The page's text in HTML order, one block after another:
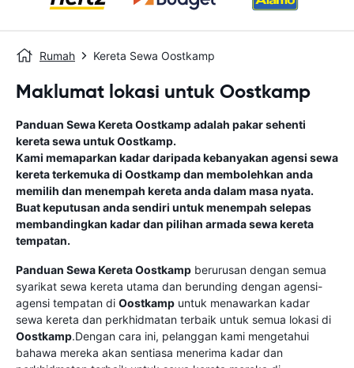
Rumah Kereta Sewa Oostkamp
Maklumat lokasi untuk Oostkamp
Panduan Sewa KeretaOostkampadalah pakar sehenti
kereta sewa untukOostkamp.
Kami memaparkan kadar daripada kebanyakan agensi sewa
kereta terkemuka di Oostkampdan membolehkan anda
memilih dan menempah kereta anda dalam masa nyata.
Buat keputusan anda sendiri untuk menempah selepas
membandingkan kadar dan pilihan armada sewa kereta
tempatan.
Panduan Sewa KeretaOostkamp berurusan dengan semua
syarikat sewa kereta utama dan berunding dengan agensi-
agensi tempatan di Oostkamp untuk menawarkan kadar
sewa kereta dan perkhidmatan terbaik untuk semua lokasi di
Oostkamp.Dengan cara ini, pelanggan kami mengetahui
bahawa mereka akan sentiasa menerima kadar dan